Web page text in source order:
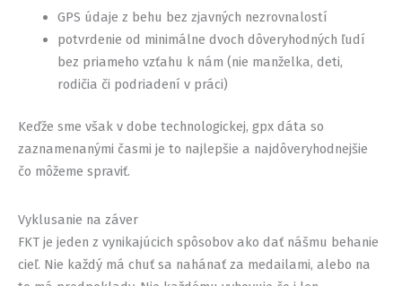
GPS údaje z behu bez zjavných nezrovnalostí
potvrdenie od minimálne dvoch dôveryhodných ľudí
bez priameho vzťahu k nám (nie manželka, deti,
rodičia či podriadení v práci)
Keďže sme však v dobe technologickej, gpx dáta so
zaznamenanými časmi je to najlepšie a najdôveryhodnejšie
čo môžeme spraviť.
Vyklusanie na záver
FKT je jeden z vynikajúcich spôsobov ako dať nášmu behanie
cieľ. Nie každý má chuť sa nahánať za medailami, alebo na